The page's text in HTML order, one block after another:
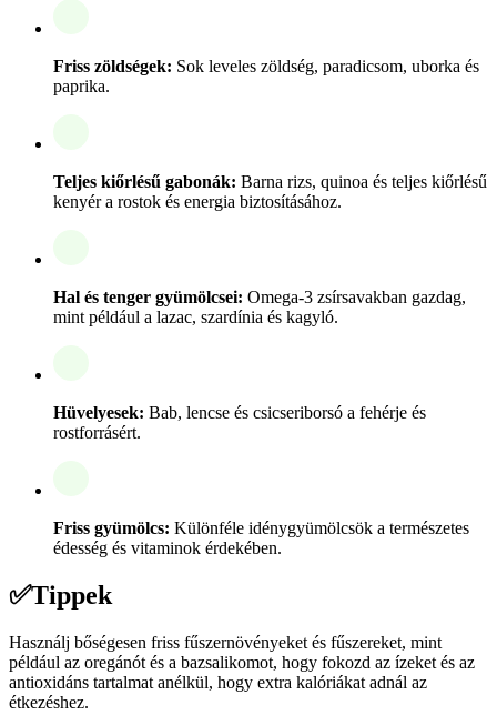
Friss zöldségek: Sok leveles zöldség, paradicsom, uborka és
paprika.
Teljes kiőrlésű gabonák: Barna rizs, quinoa és teljes kiőrlésű
kenyér a rostok és energia biztosításához.
Hal és tenger gyümölcsei: Omega-3 zsírsavakban gazdag,
mint például a lazac, szardínia és kagyló.
Hüvelyesek: Bab, lencse és csicseriborsó a fehérje és
rostforrásért.
Friss gyümölcs: Különféle idénygyümölcsök a természetes
édesség és vitaminok érdekében.
✅Tippek
Használj bőségesen friss fűszernövényeket és fűszereket, mint
például az oregánót és a bazsalikomot, hogy fokozd az ízeket és az
antioxidáns tartalmat anélkül, hogy extra kalóriákat adnál az
étkezéshez.